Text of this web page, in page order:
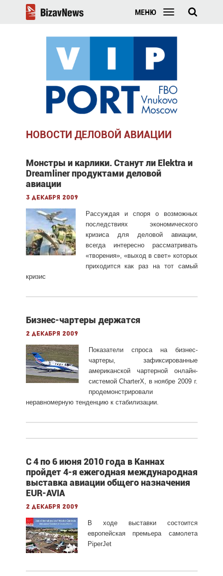
МЕНЮ
НОВОСТИ ДЕЛОВОЙ АВИАЦИИ
Монстры и карлики. Станут ли Elektra и
Dreamliner продуктами деловой
авиации
3 декабря 2009
Рассуждая и споря о возможных
последствиях экономического
кризиса для деловой авиации,
всегда интересно рассматривать
«творения», «выход в свет» которых
приходится как раз на тот самый
кризис
Бизнес-чартеры держатся
2 декабря 2009
Показатели спроса на бизнес-
чартеры, зафиксированные
американской чартерной онлайн-
системой CharterX, в ноябре 2009 г.
продемонстрировали
неравномерную тенденцию к стабилизации.
С 4 по 6 июня 2010 года в Каннах
пройдет 4-я ежегодная международная
выставка авиации общего назначения
EUR-AVIA
2 декабря 2009
В ходе выставки состоится
европейская премьера самолета
PiperJet